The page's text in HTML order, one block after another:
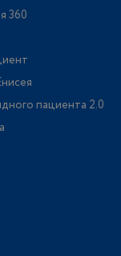
360
пациента 2.0